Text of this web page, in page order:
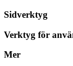
Sidverktyg
Verktyg för
Mer